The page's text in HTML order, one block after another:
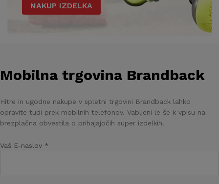
NAKUP IZDELKA
Mobilna trgovina Brandback
Hitre in ugodne nakupe v spletni trgovini Brandback lahko
opravite tudi prek mobilnih telefonov. Vabljeni le še k vpisu na
brezplačna obvestila o prihajajočih super izdelkih!
Vaš E-naslov *